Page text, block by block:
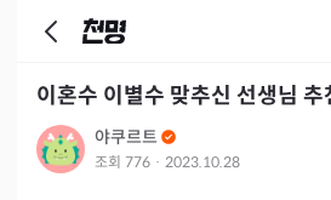
이혼수 이별수 맞추신 선생님
야쿠르트
조회 776 · 2023.10.28